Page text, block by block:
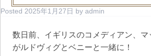
Posted 2025年1月27日 by admin
数日前、イギリスのコメディアン、マ
がルドヴィグとベニーと一緒に！